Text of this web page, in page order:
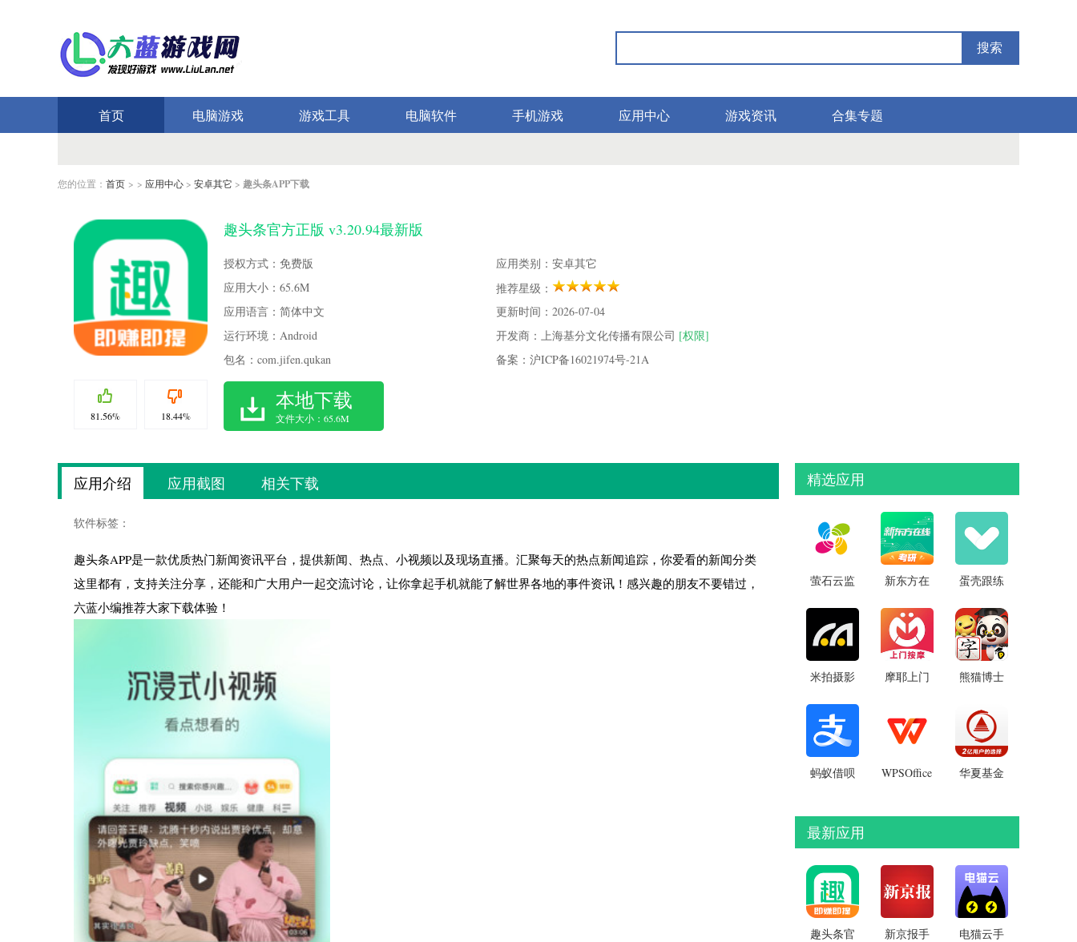
搜索
首页 电脑游戏 游戏工具 电脑软件 手机游戏 应用中心 游戏资讯 合集专题
您的位置： 首页 > > 应用中心 > 安卓其它 > 趣头条APP下载
81.56% 18.44%
趣头条官方正版 v3.20.94最新版
授权方式：免费版
应用类别：安卓其它
应用大小：65.6M
推荐星级：
应用语言：简体中文
更新时间：2026-07-04
运行环境：Android
开发商：上海基分文化传播有限公司 [权限]
包名：com.jifen.qukan
备案：‌沪ICP备16021974号-21A
本地下载
文件大小：65.6M
应用介绍 应用截图 相关下载
软件标签：
趣头条APP是一款优质热门新闻资讯平台，提供新闻、热点、小视频以及现场直播。汇聚每天的热点新闻追踪，你爱看的新闻分类
这里都有，支持关注分享，还能和广大用户一起交流讨论，让你拿起手机就能了解世界各地的事件资讯！感兴趣的朋友不要错过，
六蓝小编推荐大家下载体验！
精选应用
萤石云监
新东方在
台
蛋壳跟练
练)
米拍摄影
摩耶上门
熊猫博士
永久会员
版
蚂蚁借呗
WPSOffice
华夏基金
最新应用
趣头条官
新京报手
电猫云手